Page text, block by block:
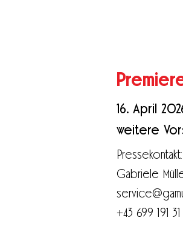
16. April
weitere
Pressekontakt:
Gabriele
+43 699 191 31